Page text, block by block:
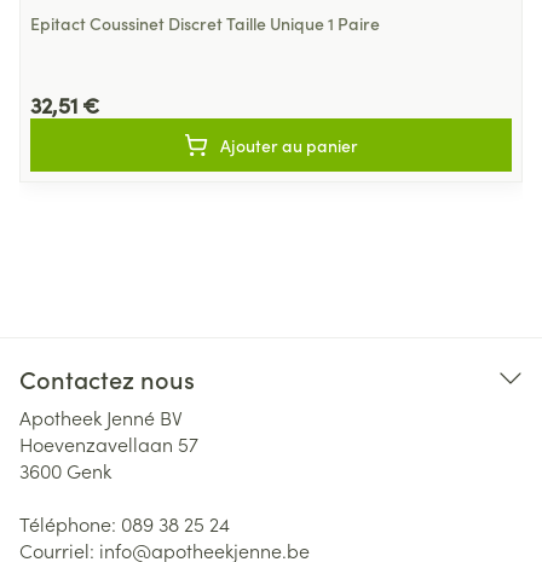
Epitact Coussinet Discret Taille Unique 1 Paire
32,51 €
Ajouter au panier
Contactez nous
Apotheek Jenné BV
Hoevenzavellaan 57
3600 Genk
Téléphone: 089 38 25 24
Courriel: info@apotheekjenne.be